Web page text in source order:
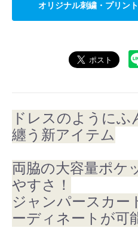
オリジナル刺繍・プリン
ドレスのようにふ
纏う新アイテム
両脇の大容量ポケ
やすさ！
ジャンパースカー
ーディネートが可